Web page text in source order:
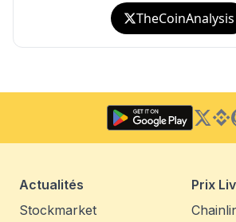
TheCoinAnalysis
Twitter
Actualités
Stockmarket
Prix